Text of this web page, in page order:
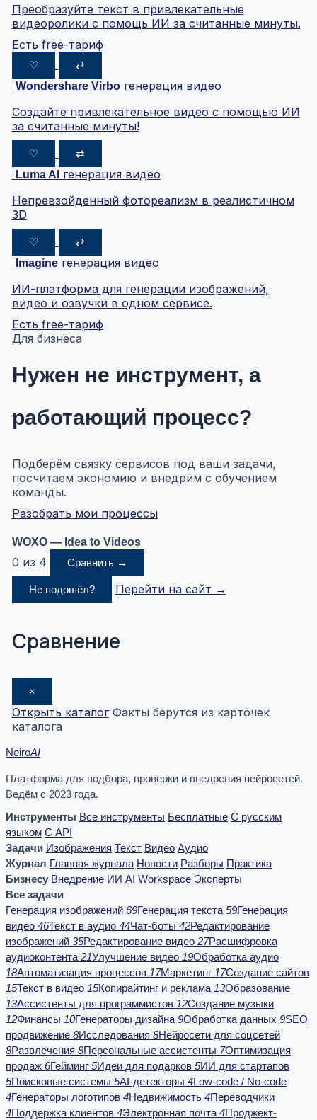
Преобразуйте текст в привлекательные
видеоролики с помощь ИИ за считанные минуты.
Есть free-тариф
♡ ⇄
Wondershare Virbo генерация видео
Создайте привлекательное видео с помощью ИИ
за считанные минуты!
♡ ⇄
Luma AI
генерация видео
Непревзойденный фотореализм в реалистичном
3D
♡ ⇄
Imagine генерация видео
ИИ-платформа для генерации изображений,
видео и озвучки в одном сервисе.
Есть free-тариф
Для бизнеса
Нужен не инструмент, а
работающий процесс?
Подберём связку сервисов под ваши задачи,
посчитаем экономию и внедрим с обучением
команды.
Разобрать мои процессы
WOXO — Idea to Videos
0 из 4 Сравнить →
Не подошёл? Перейти на сайт →
Сравнение
×
Открыть каталог Факты берутся из карточек
каталога
NeiroAI
Платформа для подбора, проверки и внедрения нейросетей.
Ведём с 2023 года.
Инструменты Все инструменты Бесплатные С русским
языком С API
Задачи Изображения Текст Видео Аудио
Журнал Главная журнала Новости Разборы Практика
Бизнесу Внедрение ИИ AI Workspace Эксперты
Все задачи
Генерация изображений 69Генерация текста 59Генерация
видео 46Текст в аудио 44Чат-боты 42Редактирование
изображений 35Редактирование видео 27Расшифровка
аудиоконтента 21Улучшение видео 19Обработка аудио
18Автоматизация процессов 17Маркетинг 17Создание сайтов
15Текст в видео 15Копирайтинг и реклама 13Образование
13Ассистенты для программистов 12Создание музыки
12Финансы 10Генераторы дизайна 9Обработка данных 9SEO
продвижение 8Исследования 8Нейросети для соцсетей
8Развлечения 8Персональные ассистенты 7Оптимизация
продаж 6Гейминг 5Идеи для подарков 5ИИ для стартапов
5Поисковые системы 5AI-детекторы 4Low-code / No-code
4Генераторы логотипов 4Недвижимость 4Переводчики
4Поддержка клиентов 4Электронная почта 4Проджект-